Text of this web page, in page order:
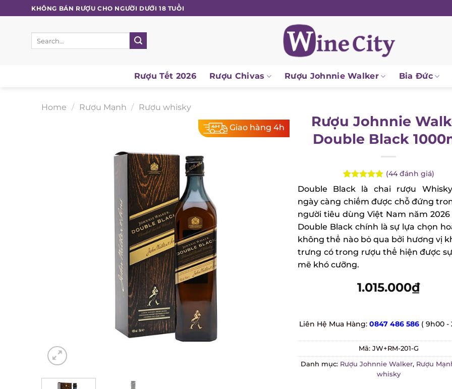
to
content
KHÔNG BÁN RƯỢU CHO NGƯỜI DƯỚI 18 TUỔI
Rượu Tết 2026 Rượu Chivas Rượu Johnnie Walker Bia Đức
Home Rượu Mạnh Rượu whisky
Giao hàng 4h
Rượu Johnnie
Double Black
Rated4.84
out of 5
based on
44
customer
ratings
( 44đánh giá)
Double Black là chai rượu
ngày càng chiếm được chỗ đứng
người tiêu dùng Việt Nam năm 2026
Double Black chính là sự lựa chọn
không thể nào bỏ qua bởi hương vị
trưng có trong rượu thể hiện được sự
mẽ khó cưỡng.
1.015.000₫
Liên Hệ Mua Hàng:0847 486 586 ( 9h00 -
Mã:JW+RM-201-G
Danh mục:Rượu Johnnie Walker,Rượu Mạnh
whisky